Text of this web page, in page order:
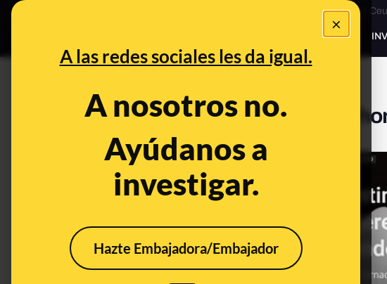
×
A las redes sociales les da igual.
A nosotros no.
Ayúdanos a
investigar.
Hazte Embajadora/Embajador
Especial Ceuta•Bulos
PREBUNKING
No, en el año 2015 no murieron 29
Jan 11, 2018, 9:32:00 AM